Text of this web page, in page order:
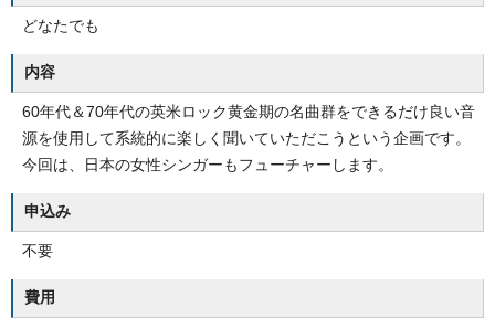
どなたでも
内容
60年代＆70年代の英米ロック黄金期の名曲群をできるだけ良い音
源を使用して系統的に楽しく聞いていただこうという企画です。
今回は、日本の女性シンガーもフューチャーします。
申込み
不要
費用